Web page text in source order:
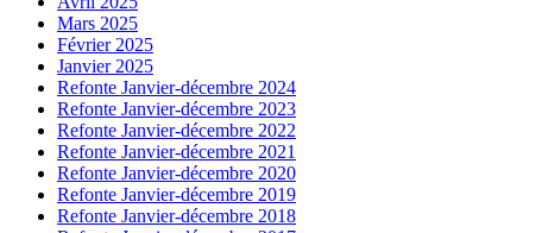
Mars 2025
Février 2025
Janvier 2025
Refonte Janvier-décembre 2024
Refonte Janvier-décembre 2023
Refonte Janvier-décembre 2022
Refonte Janvier-décembre 2021
Refonte Janvier-décembre 2020
Refonte Janvier-décembre 2019
Refonte Janvier-décembre 2018